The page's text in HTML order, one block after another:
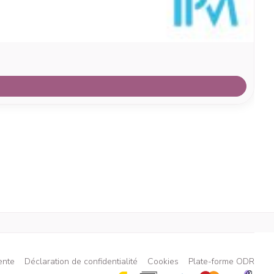
Déclaration de confidentialité Cookies Plate-forme ODR